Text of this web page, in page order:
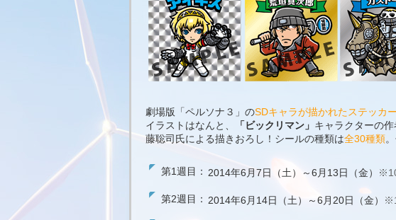
劇場版「ペルソナ３」のSDキャラが描かれたステッカー
イラストはなんと、
「ビックリマン」 キャラクターの
藤聡司氏による描きおろし！シールの種類は全30種類
第1週目： 2014年6月7日（土）～6月13日（金）
第2週目： 2014年6月14日（土）～6月20日（金）